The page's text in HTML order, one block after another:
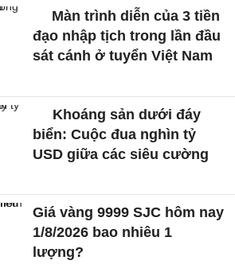
Màn trình diễn của 3 tiền
đạo nhập tịch trong lần đầu
sát cánh ở tuyển Việt Nam
Khoáng sản dưới đáy
biển: Cuộc đua nghìn tỷ
USD giữa các siêu cường
Giá vàng 9999 SJC hôm nay
1/8/2026 bao nhiêu 1
lượng?